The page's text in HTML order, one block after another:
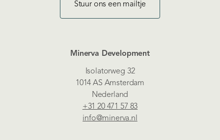
Stuur ons een mailtje
Minerva Development
Isolatorweg 32
1014 AS Amsterdam
Nederland
+31 20 471 57 83
info@minerva.nl